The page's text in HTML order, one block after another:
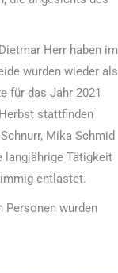
Herr haben im
wurden wieder als
für das Jahr 2021
stattfinden
Mika Schmid
langjährige Tätigkeit
entlastet.
Personen wurden